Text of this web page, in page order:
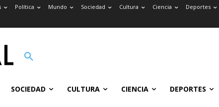
Política Mundo Sociedad Cultura Ciencia Deportes
SOCIEDAD CULTURA CIENCIA DEPORTES